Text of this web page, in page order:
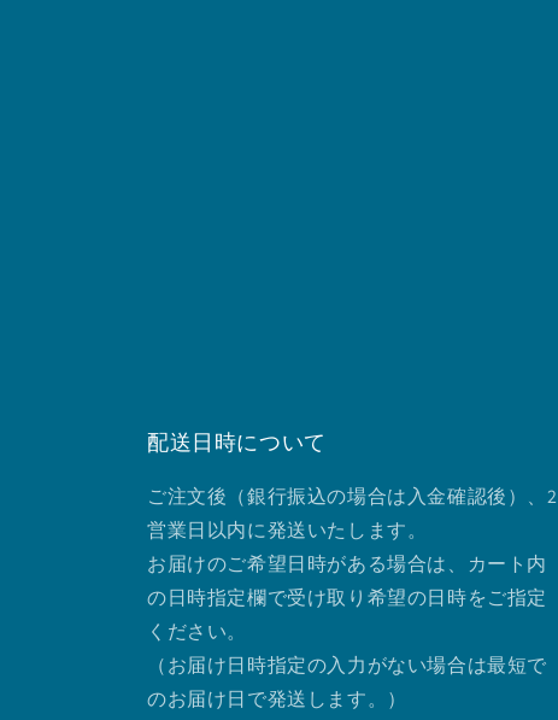
配送日時について
ご注文後（銀行振込の場合は入金確認後）、2
営業日以内に発送いたします。
お届けのご希望日時がある場合は、カート内
の日時指定欄で受け取り希望の日時をご指定
ください。
（お届け日時指定の入力がない場合は最短で
のお届け日で発送します。）